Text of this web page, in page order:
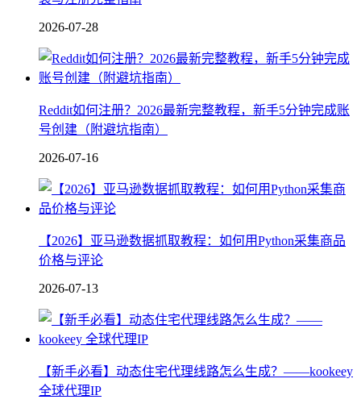
2026-07-28
Reddit如何注册？2026最新完整教程，新手5分钟完成账
号创建（附避坑指南）
2026-07-16
【2026】亚马逊数据抓取教程：如何用Python采集商品
价格与评论
2026-07-13
【新手必看】动态住宅代理线路怎么生成？——kookeey
全球代理IP